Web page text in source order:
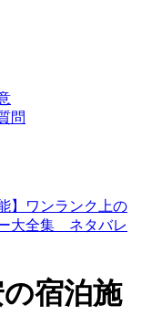
問
】ワンランク上の
大全集 ネタバレ
宿泊施